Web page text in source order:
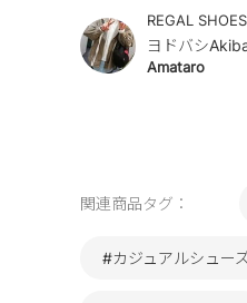
REGAL SHOES
ヨドバシ
Amataro
関連商品タグ：
#カジュアルシュー